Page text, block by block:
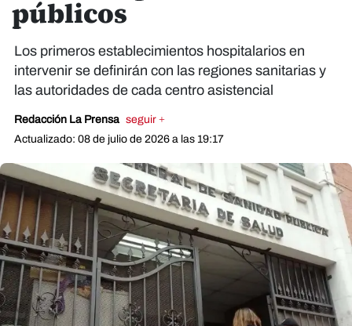
públicos
Los primeros establecimientos hospitalarios en
intervenir se definirán con las regiones sanitarias y
las autoridades de cada centro asistencial
Redacción La Prensa seguir +
Actualizado: 08 de julio de 2026 a las 19:17